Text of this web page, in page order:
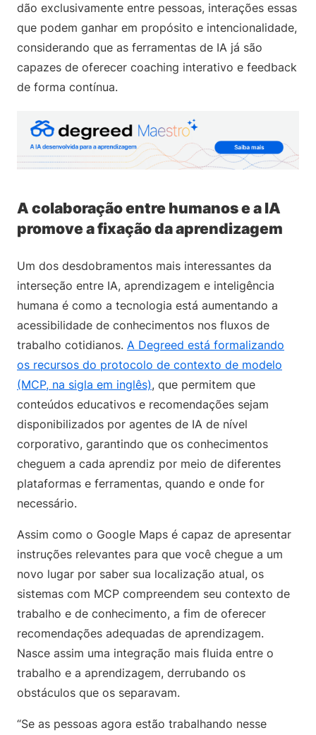
dão exclusivamente entre pessoas, interações essas
que podem ganhar em propósito e intencionalidade,
considerando que as ferramentas de IA já são
capazes de oferecer coaching interativo e feedback
de forma contínua.
A colaboração entre humanos e a IA
promove a fixação da aprendizagem
Um dos desdobramentos mais interessantes da
interseção entre IA, aprendizagem e inteligência
humana é como a tecnologia está aumentando a
acessibilidade de conhecimentos nos fluxos de
trabalho cotidianos. A Degreed está formalizando
os recursos do protocolo de contexto de modelo
(MCP, na sigla em inglês), que permitem que
conteúdos educativos e recomendações sejam
disponibilizados por agentes de IA de nível
corporativo, garantindo que os conhecimentos
cheguem a cada aprendiz por meio de diferentes
plataformas e ferramentas, quando e onde for
necessário.
Assim como o Google Maps é capaz de apresentar
instruções relevantes para que você chegue a um
novo lugar por saber sua localização atual, os
sistemas com MCP compreendem seu contexto de
trabalho e de conhecimento, a fim de oferecer
recomendações adequadas de aprendizagem.
Nasce assim uma integração mais fluida entre o
trabalho e a aprendizagem, derrubando os
obstáculos que os separavam.
“Se as pessoas agora estão trabalhando nesse